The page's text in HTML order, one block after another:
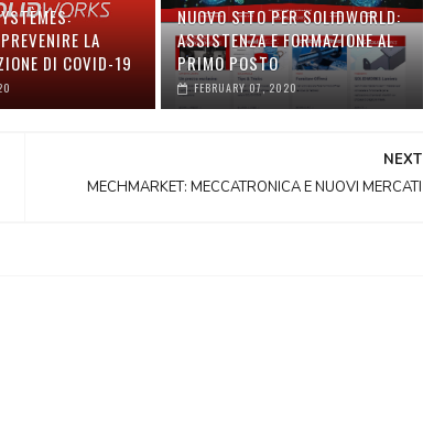
LA
DI COVID-19
NUOVO SITO PER SOLIDWORLD:
ASSISTENZA E FORMAZIONE AL
PRIMO POSTO
FEBRUARY 07, 2020
NEXT
MECHMARKET: MECCATRONICA E NUOVI MERCATI